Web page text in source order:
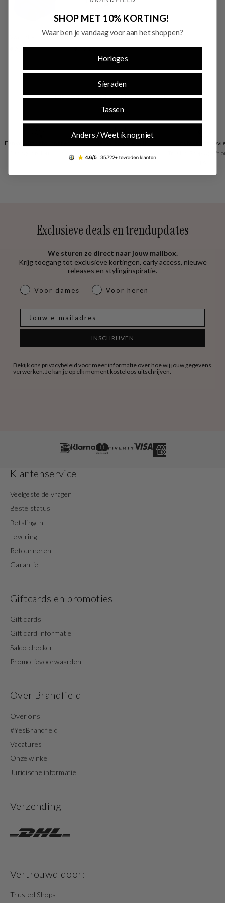
Watchtool om de lengte van de horlogeband aan te passen
€ 2,95
Luxe Watchtool Zilverkleurig om je bandlengte aan te
€ 19,96
Eenvoudig retourneren
Uitstekende
Trusted Shops geeft
Exclusieve deals en trendupdates
We sturen ze direct naar jouw mailbox.
Krijg toegang tot exclusieve kortingen, early access, nieuwe
releases en stylinginspiratie.
dames & heren
Voor dames Voor heren
INSCHRIJVEN
Bekijk ons privacybeleid voor meer informatie over hoe wij jouw gegevens
verwerken. Je kan je op elk moment kosteloos uitschrijven.
Klantenservice
Veelgestelde vragen
Bestelstatus
Betalingen
Levering
Retourneren
Garantie
Giftcards en promoties
Gift cards
Gift card informatie
Saldo checker
Promotievoorwaarden
Over Brandfield
Over ons
#YesBrandfield
Vacatures
Onze winkel
Juridische informatie
Verzending
Vertrouwd door:
Trusted Shops
SHOP MET 10% KORTING!
Waar ben je vandaag voor aan het shoppen?
Horloges
Sieraden
Tassen
Anders / Weet ik nog niet